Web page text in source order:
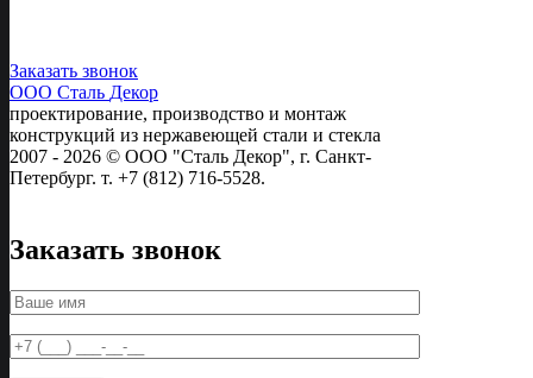
Заказать звонок
ООО Сталь Декор
проектирование, производство и монтаж
конструкций из нержавеющей стали и стекла
2007 - 2026 © ООО "Сталь Декор", г. Санкт-
Петербург. т. +7 (812) 716-5528.
Заказать звонок